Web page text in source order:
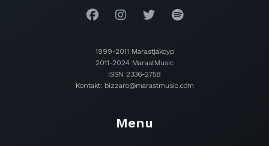
1999-2011 Marastjakcyp
2011-2024 MarastMusic
ISSN 2336-2758
Kontakt: bizzaro@marastmusic.com
Menu